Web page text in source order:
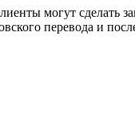
могут сделать
перевода и